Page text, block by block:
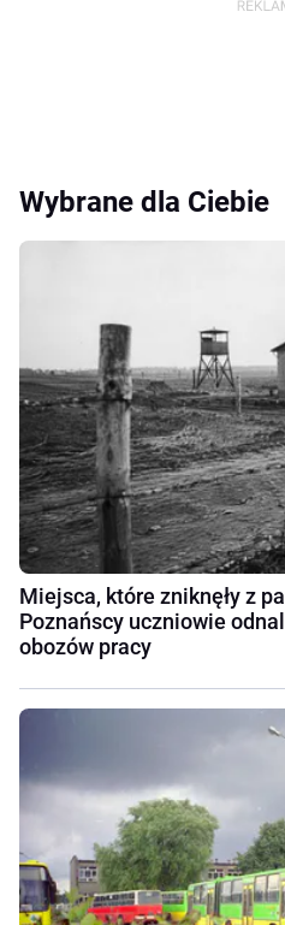
Wybrane dla Ciebie
Miejsca, które zniknęły z
Poznańscy uczniowie
obozów pracy